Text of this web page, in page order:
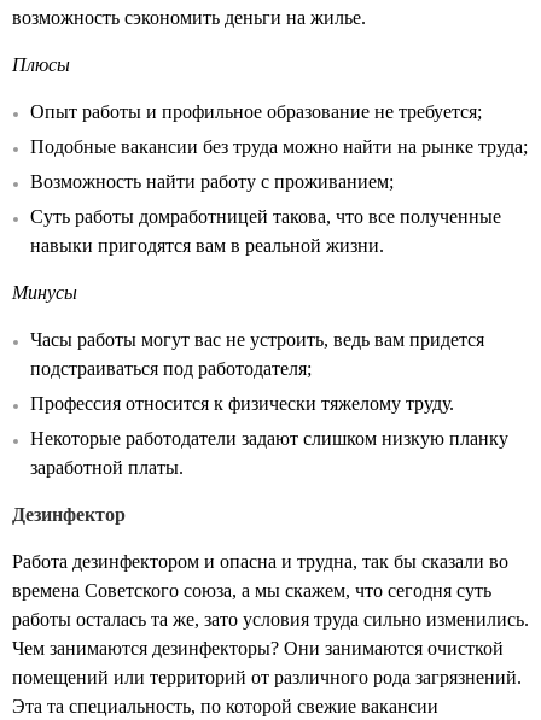
возможность сэкономить деньги на жилье.
Плюсы
Опыт работы и профильное образование не требуется;
Подобные вакансии без труда можно найти на рынке труда;
Возможность найти работу с проживанием;
Суть работы домработницей такова, что все полученные
навыки пригодятся вам в реальной жизни.
Минусы
Часы работы могут вас не устроить, ведь вам придется
подстраиваться под работодателя;
Профессия относится к физически тяжелому труду.
Некоторые работодатели задают слишком низкую планку
заработной платы.
Дезинфектор
Работа дезинфектором и опасна и трудна, так бы сказали во
времена Советского союза, а мы скажем, что сегодня суть
работы осталась та же, зато условия труда сильно изменились.
Чем занимаются дезинфекторы? Они занимаются очисткой
помещений или территорий от различного рода загрязнений.
Эта та специальность, по которой свежие вакансии